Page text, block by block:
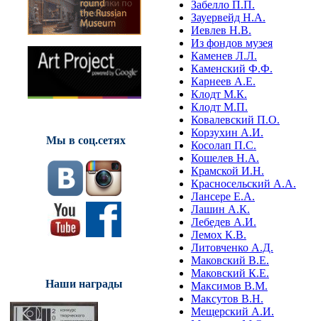
Мы в соц.сетях
Наши награды
Забелло П.П.
Зауервейд Н.А.
Иевлев Н.В.
Из фондов музея
Каменев Л.Л.
Каменский Ф.Ф.
Карнеев А.Е.
Клодт М.К.
Клодт М.П.
Ковалевский П.О.
Корзухин А.И.
Косолап П.С.
Кошелев Н.А.
Крамской И.Н.
Красносельский А.А.
Лансере Е.А.
Лашин А.К.
Лебедев А.И.
Лемох К.В.
Литовченко А.Д.
Маковский В.Е.
Маковский К.Е.
Максимов В.М.
Максутов В.Н.
Мещерский А.И.